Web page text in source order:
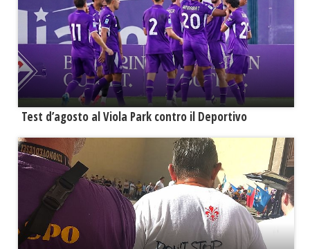
Test d’agosto al Viola Park contro il Deportivo